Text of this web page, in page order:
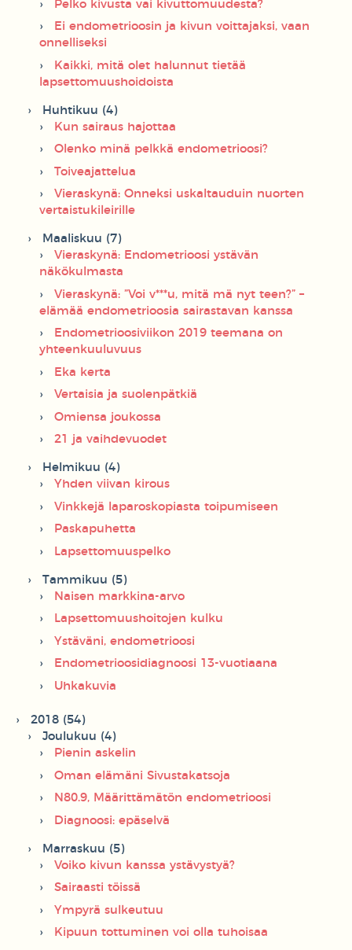
Pelko kivusta vai kivuttomuudesta?
Ei endometrioosin ja kivun voittajaksi, vaan
onnelliseksi
Kaikki, mitä olet halunnut tietää
lapsettomuushoidoista
Huhtikuu (4)
Kun sairaus hajottaa
Olenko minä pelkkä endometrioosi?
Toiveajattelua
Vieraskynä: Onneksi uskaltauduin nuorten
vertaistukileirille
Maaliskuu (7)
Vieraskynä: Endometrioosi ystävän
näkökulmasta
Vieraskynä: ”Voi v***u, mitä mä nyt teen?” –
elämää endometrioosia sairastavan kanssa
Endometrioosiviikon 2019 teemana on
yhteenkuuluvuus
Eka kerta
Vertaisia ja suolenpätkiä
Omiensa joukossa
21 ja vaihdevuodet
Helmikuu (4)
Yhden viivan kirous
Vinkkejä laparoskopiasta toipumiseen
Paskapuhetta
Lapsettomuuspelko
Tammikuu (5)
Naisen markkina-arvo
Lapsettomuushoitojen kulku
Ystäväni, endometrioosi
Endometrioosidiagnoosi 13-vuotiaana
Uhkakuvia
2018 (54)
Joulukuu (4)
Pienin askelin
Oman elämäni Sivustakatsoja
N80.9, Määrittämätön endometrioosi
Diagnoosi: epäselvä
Marraskuu (5)
Voiko kivun kanssa ystävystyä?
Sairaasti töissä
Ympyrä sulkeutuu
Kipuun tottuminen voi olla tuhoisaa